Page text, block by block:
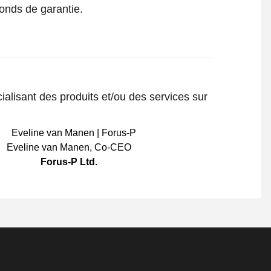
de garantie.
des produits et/ou des services sur
Eveline van Manen, Co-CEO
Forus-P Ltd.